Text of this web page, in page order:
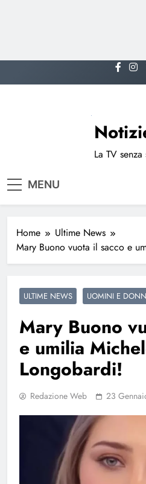
to
La TV senza
MENU
Home
Ultime News
Mary Buono vuota il sacco e
ULTIME NEWS UOMINI E
Mary Buono
e umilia
Longobardi!
Redazione Web 23